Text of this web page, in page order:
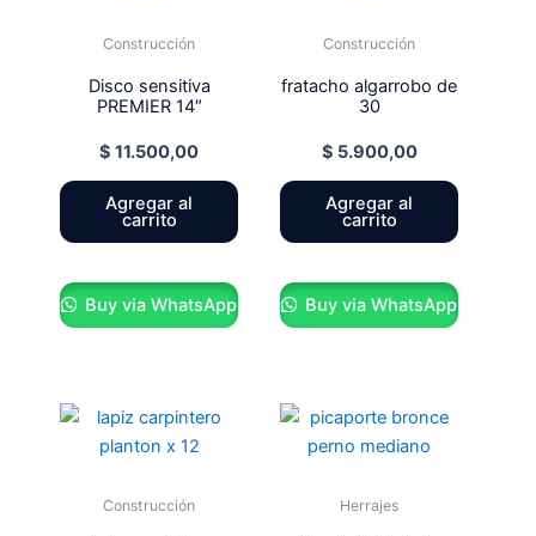
Construcción
Disco sensitiva
PREMIER 14″
$ 11.500,00
Agregar al
carrito
Buy via WhatsApp
Construcción
fratacho algarrobo de
30
$ 5.900,00
Agregar al
carrito
Buy via WhatsApp
Construcción Herrajes